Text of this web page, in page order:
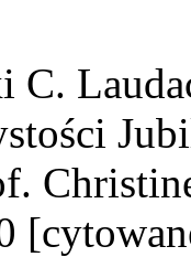
C.